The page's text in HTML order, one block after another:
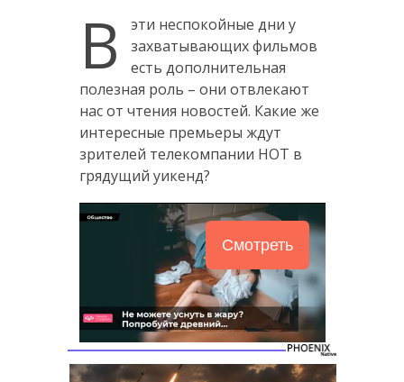
В
эти неспокойные дни у
захватывающих фильмов
есть дополнительная
полезная роль – они отвлекают
нас от чтения новостей. Какие же
интересные премьеры ждут
зрителей телекомпании НОТ в
грядущий уикенд?
Смотреть